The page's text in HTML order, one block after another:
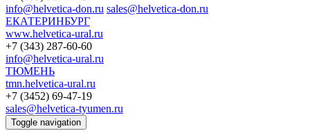
info@helvetica-don.ru sales@helvetica-don.ru
ЕКАТЕРИНБУРГ
www.helvetica-ural.ru
+7 (343) 287-60-60
info@helvetica-ural.ru
ТЮМЕНЬ
tmn.helvetica-ural.ru
+7 (3452) 69-47-19
sales@helvetica-tyumen.ru
Toggle navigation